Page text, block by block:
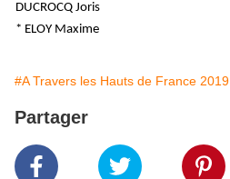
DUCROCQ Joris
* ELOY Maxime
#A Travers les Hauts de France 2019
Partager